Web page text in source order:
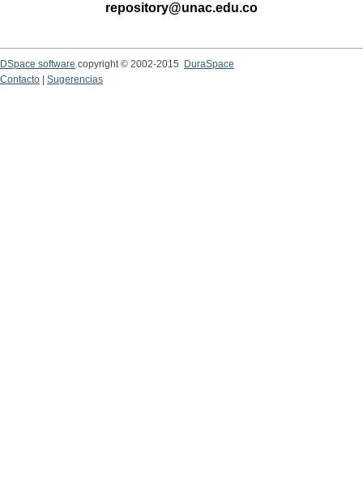
repository@unac.edu.co
DSpace software copyright © 2002-2015
DuraSpace
Contacto
Sugerencias